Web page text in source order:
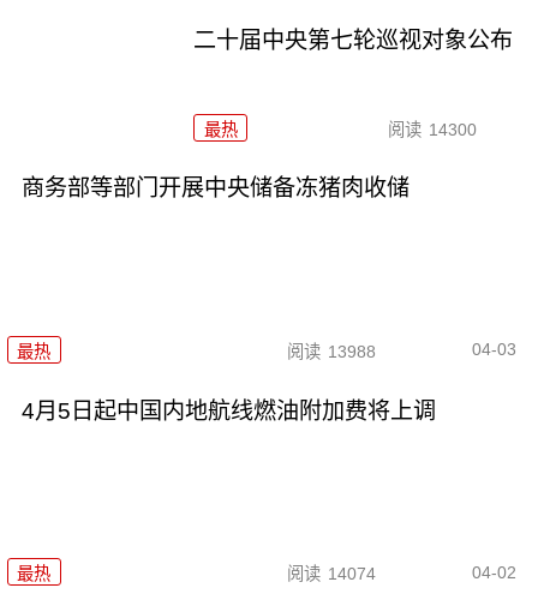
二十届中央第七轮巡视对象公布
最热 阅读 14300
商务部等部门开展中央储备冻猪肉收储
最热 阅读 13988 04-03
4月5日起中国内地航线燃油附加费将上调
最热 阅读 14074 04-02